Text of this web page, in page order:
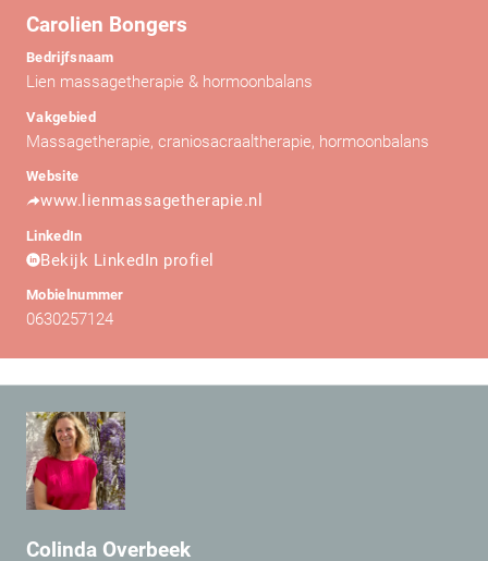
Carolien Bongers
Bedrijfsnaam
Lien massagetherapie & hormoonbalans
Vakgebied
Massagetherapie, craniosacraaltherapie, hormoonbalans
Website
www.lienmassagetherapie.nl
LinkedIn
Bekijk LinkedIn profiel
Mobielnummer
0630257124
Colinda Overbeek